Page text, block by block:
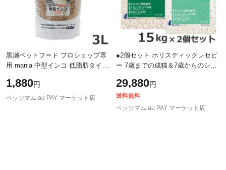
黒瀬ペットフード プロショップ専
用 mania 中型インコ 低脂肪タイプ
1,880円
ペッツマム au PAY マーケット店
●2個セット ホリスティックレセピ
ー 7歳までの成猫＆7歳からのシニ
15kg（各1個） 2個セット
29,880円
送料無料
ペッツマム au PAY マーケット店